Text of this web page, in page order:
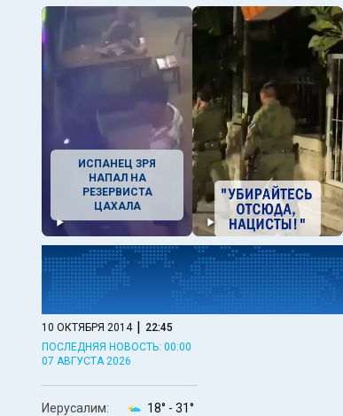
ИСПАНЕЦ ЗРЯ
НАПАЛ НА
РЕЗЕРВИСТА
ЦАХАЛА
10 ОКТЯБРЯ 2014 | 22:45
ПОСЛЕДНЯЯ НОВОСТЬ: 00:00
07 АВГУСТА 2026
Иерусалим: 18° - 31°